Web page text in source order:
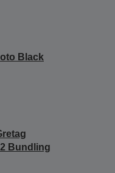
Black
Bundling